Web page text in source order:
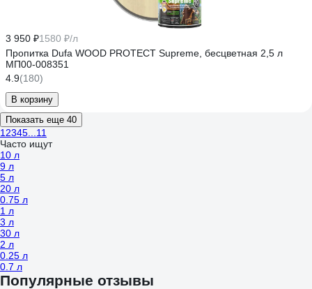
3 950 ₽1580 ₽/л
Пропитка Dufa WOOD PROTECT Supreme, бесцветная 2,5 л
МП00-008351
4.9(180)
В корзину
Показать еще 40
1 2345
11
Часто ищут
10 л
9 л
5 л
20 л
0.75 л
1 л
3 л
30 л
2 л
0.25 л
0.7 л
Популярные отзывы